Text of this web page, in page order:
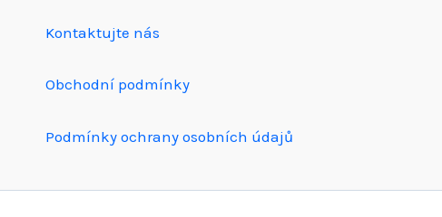
Kontaktujte nás
Obchodní podmínky
Podmínky ochrany osobních údajů